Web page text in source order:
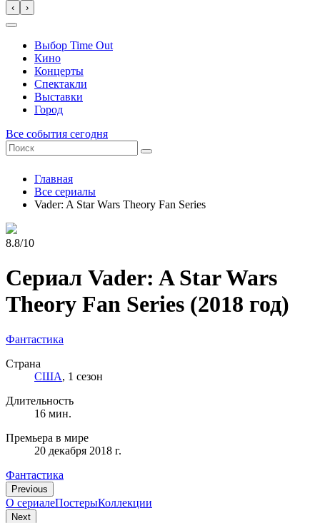
‹ ›
Выбор Time Out
Кино
Концерты
Спектакли
Выставки
Город
Все события сегодня
Главная
Все сериалы
Vader: A Star Wars Theory Fan Series
8.8/10
Сериал Vader: A Star Wars
Theory Fan Series (2018 год)
Фантастика
Страна
США, 1 сезон
Длительность
16 мин.
Премьера в мире
20 декабря 2018 г.
Фантастика
Previous
О сериалеПостерыКоллекции
Next